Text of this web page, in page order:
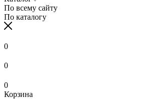
По всему сайту
По каталогу
0
0
0
Корзина